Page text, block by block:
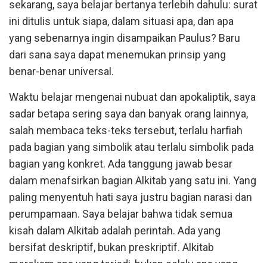
sekarang, saya belajar bertanya terlebih dahulu: surat
ini ditulis untuk siapa, dalam situasi apa, dan apa
yang sebenarnya ingin disampaikan Paulus? Baru
dari sana saya dapat menemukan prinsip yang
benar-benar universal.
Waktu belajar mengenai nubuat dan apokaliptik, saya
sadar betapa sering saya dan banyak orang lainnya,
salah membaca teks-teks tersebut, terlalu harfiah
pada bagian yang simbolik atau terlalu simbolik pada
bagian yang konkret. Ada tanggung jawab besar
dalam menafsirkan bagian Alkitab yang satu ini. Yang
paling menyentuh hati saya justru bagian narasi dan
perumpamaan. Saya belajar bahwa tidak semua
kisah dalam Alkitab adalah perintah. Ada yang
bersifat deskriptif, bukan preskriptif. Alkitab